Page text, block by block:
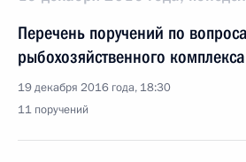
Перечень поручений по
рыбохозяйственного комплекса
19 декабря 2016 года, 18:30
11 поручений